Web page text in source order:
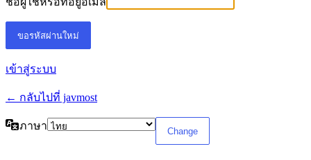
เข้าสู่ระบบ
← กลับไปที่ javmost
ภาษา